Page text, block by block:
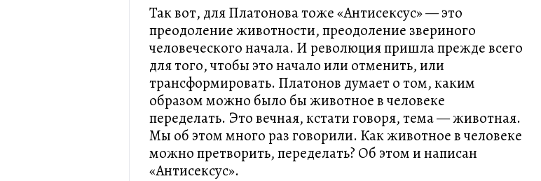
Так вот, для Платонова тоже «Антисексус» — это
преодоление животности, преодоление звериного
человеческого начала. И революция пришла прежде всего
для того, чтобы это начало или отменить, или
трансформировать. Платонов думает о том, каким
образом можно было бы животное в человеке
переделать. Это вечная, кстати говоря, тема — животная.
Мы об этом много раз говорили. Как животное в человеке
можно претворить, переделать? Об этом и написан
«Антисексус».